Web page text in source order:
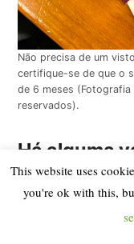
Não precisa de um
certifique-se de que o
de 6 meses
reservados).
Há alguma
viajar para
Não existem
This website uses
you're ok with this,